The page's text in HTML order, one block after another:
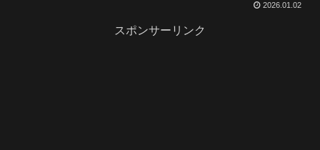
2026.01.02
スポンサーリンク